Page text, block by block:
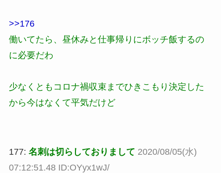
>>176
働いてたら、昼休みと仕事帰りにボッチ飯するの
に必要だわ
少なくともコロナ禍収束までひきこもり決定した
から今はなくて平気だけど
177: 名刺は切らしておりまして 2020/08/05(水)
07:12:51.48 ID:OYyx1wJ/